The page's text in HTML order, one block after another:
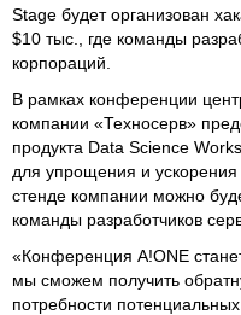
Stage будет организован
$10 тыс., где команды
корпораций.
В рамках конференции
компании «Техносерв»
продукта Data Science
для упрощения и
стенде компании можно
команды разработчиков
«Конференция A!ONE
мы сможем получить
потребности